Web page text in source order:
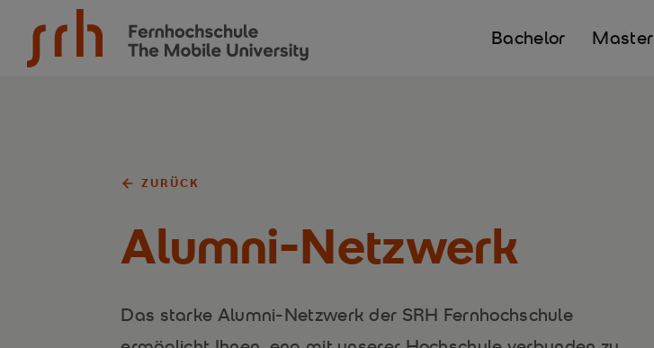
Bachelor Master
ZURÜCK
Alumni-Netzwerk
Das starke Alumni-Netzwerk der SRH Fernhochschule